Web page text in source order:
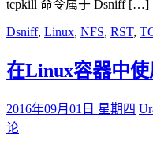
tcpkill 命令属于 Dsniff […]
Dsniff, Linux, NFS, RST,
在Linux容器中
2016年09月01日 星期四
论